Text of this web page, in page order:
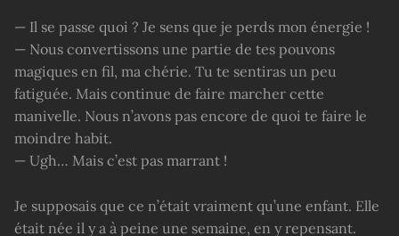
— Il se passe quoi ? Je sens que je perds mon énergie !
— Nous convertissons une partie de tes pouvons
magiques en fil, ma chérie. Tu te sentiras un peu
fatiguée. Mais continue de faire marcher cette
manivelle. Nous n’avons pas encore de quoi te faire le
moindre habit.
— Ugh… Mais c’est pas marrant !
Je supposais que ce n’était vraiment qu’une enfant. Elle
était née il y a à peine une semaine, en y repensant.